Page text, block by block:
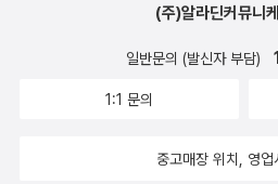
(주)알라딘커뮤니
일반문의 (발신자 부담)
1:1 문의
중고매장 위치, 영업